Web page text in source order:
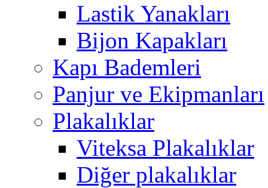
Lastik Yanakları
Bijon Kapakları
Kapı Bademleri
Panjur ve Ekipmanları
Plakalıklar
Viteksa Plakalıklar
Diğer plakalıklar